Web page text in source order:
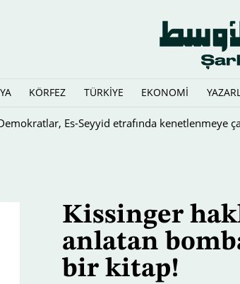
KÖRFEZ TÜRKİYE EKONOMİ
Abdullah eş-Şehri'yi Çok Uluslu Deniz
Kissinger
anlatan
bir kitap!